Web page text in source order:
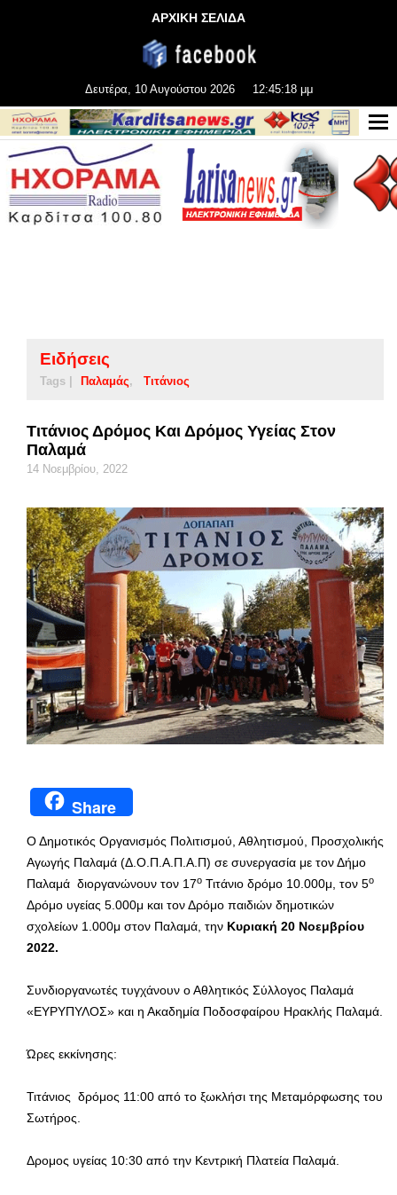
ΑΡΧΙΚΗ ΣΕΛΙΔΑ
Δευτέρα, 10 Αυγούστου 2026 12:45:18 μμ
Ειδήσεις
Tags | Παλαμάς Τιτάνιος
Τιτάνιος Δρόμος Και Δρόμος Υγείας Στον
Παλαμά
14 Νοεμβρίου, 2022
Share
Ο Δημοτικός Οργανισμός Πολιτισμού, Αθλητισμού, Προσχολικής
Αγωγής Παλαμά (Δ.Ο.Π.Α.Π.Α.Π) σε συνεργασία με τον Δήμο
Παλαμά διοργανώνουν τον 17ο Τιτάνιο δρόμο 10.000μ, τον 5ο
Δρόμο υγείας 5.000μ και τον Δρόμο παιδιών δημοτικών
σχολείων 1.000μ στον Παλαμά, την Κυριακή 20 Νοεμβρίου
2022.
Συνδιοργανωτές τυγχάνουν ο Αθλητικός Σύλλογος Παλαμά
«ΕΥΡΥΠΥΛΟΣ» και η Ακαδημία Ποδοσφαίρου Ηρακλής Παλαμά.
Ώρες εκκίνησης:
Τιτάνιος δρόμος 11:00 από το ξωκλήσι της Μεταμόρφωσης του
Σωτήρος.
Δρομος υγείας 10:30 από την Κεντρική Πλατεία Παλαμά.